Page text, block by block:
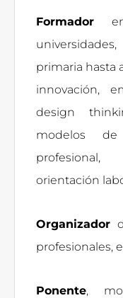
Formador
primaria hasta
innovación,
design
modelos de
orientación
Organizador
profesionales,
Ponente,